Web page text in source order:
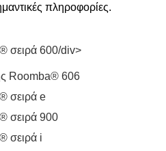
πληροφορίες.
σειρά 600/div>
Roomba® 606
σειρά e
σειρά 900
σειρά i